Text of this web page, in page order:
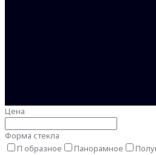
Цена
Форма стекла
П образное
Панорамное